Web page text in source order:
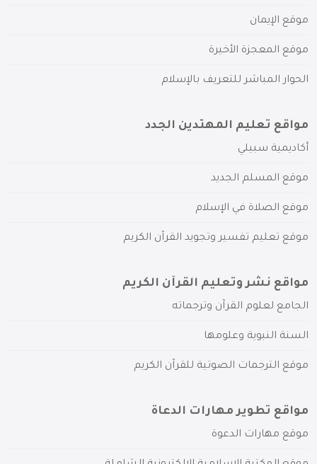
موقع الإيمان
موقع المعجزة الأخيرة
الحوار المباشر للتعريف بالإسلام
مواقع تعليم المهتدين الجدد
أكاديمية سبيلي
موقع المسلم الجديد
موقع الصلاة في الإسلام
موقع تعليم تفسير وتجويد القرآن الكريم
مواقع نشر وتعليم القرآن الكريم
الجامع لعلوم القرآن وترجماته
السنة النبوية وعلومها
موقع الترجمات الصوتية للقرآن الكريم
مواقع تطوير مهارات الدعاة
موقع مهارات الدعوة